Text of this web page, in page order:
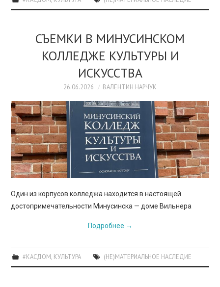
СЪЕМКИ В МИНУСИНСКОМ
КОЛЛЕДЖЕ КУЛЬТУРЫ И
ИСКУССТВА
26.06.2026 ВАЛЕНТИН НАРЧУК
Один из корпусов колледжа находится в настоящей
достопримечательности Минусинска — доме Вильнера
Подробнее →
#КАСДОМ, КУЛЬТУРА (НЕ)МАТЕРИАЛЬНОЕ НАСЛЕДИЕ